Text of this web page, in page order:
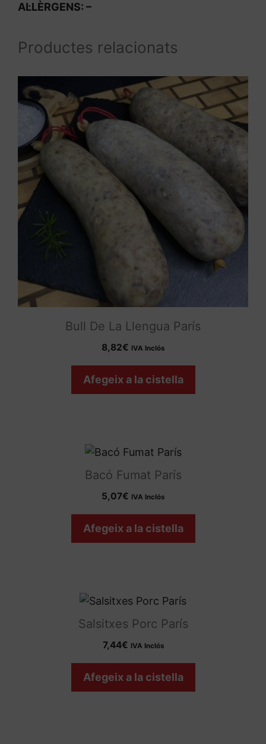
AL·LÈRGENS: –
Productes relacionats
Bull De La Llengua París
8,82€ IVA Inclós
Afegeix a la cistella
Bacó Fumat París
5,07€ IVA Inclós
Afegeix a la cistella
Salsitxes Porc París
7,44€ IVA Inclós
Afegeix a la cistella